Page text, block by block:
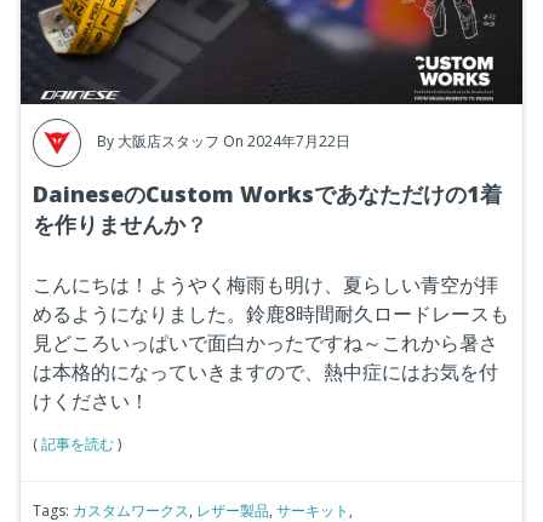
By 大阪店スタッフ On 2024年7月22日
DaineseのCustom Worksであなただけの1着
を作りませんか？
こんにちは！ようやく梅雨も明け、夏らしい青空が拝
めるようになりました。鈴鹿8時間耐久ロードレースも
見どころいっぱいで面白かったですね～これから暑さ
は本格的になっていきますので、熱中症にはお気を付
けください！
(記事を読む)
Tags: カスタムワークス, レザー製品, サーキット ,